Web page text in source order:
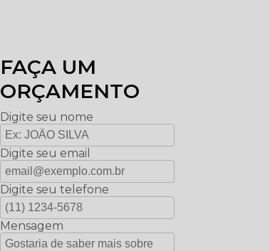
FAÇA UM
ORÇAMENTO
Digite seu nome
Digite seu email
Digite seu telefone
Mensagem